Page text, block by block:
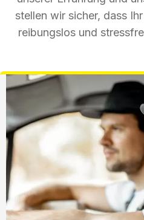
stellen wir sicher, dass
reibungslos und